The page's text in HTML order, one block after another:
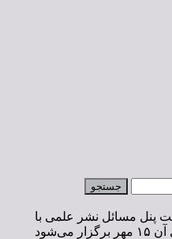
پنل مسائل نشر علمی با